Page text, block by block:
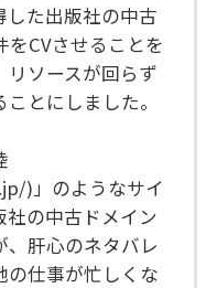
した出版社の中古
をCVさせることを
リソースが回らず
とにしました。
)」のようなサイ
社の中古ドメイン
肝心のネタバレ
の仕事が忙しくな